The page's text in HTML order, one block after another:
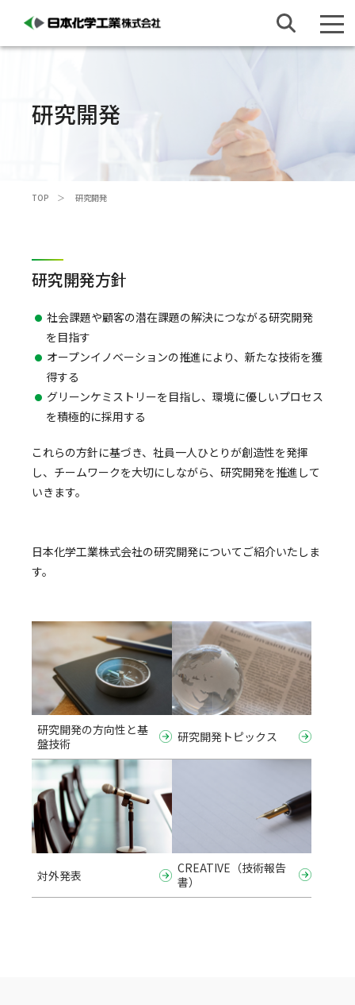
研究開発
TOP 研究開発
研究開発方針
社会課題や顧客の潜在課題の解決につながる研究開発
を目指す
オープンイノベーションの推進により、新たな技術を獲
得する
グリーンケミストリーを目指し、環境に優しいプロセス
を積極的に採用する
これらの方針に基づき、社員一人ひとりが創造性を発揮
し、チームワークを大切にしながら、研究開発を推進して
いきます。
日本化学工業株式会社の研究開発についてご紹介いたしま
す。
研究開発の方向性と基
盤技術
研究開発トピックス
対外発表
CREATIVE（技術報告
書）